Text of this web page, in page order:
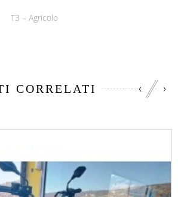
T3 – Agricolo
CORRELATI ‹ ›